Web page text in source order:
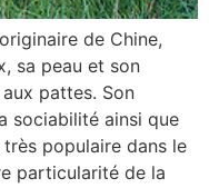
de Chine,
sa peau et son
pattes. Son
sociabilité ainsi que
très populaire dans le
particularité de la